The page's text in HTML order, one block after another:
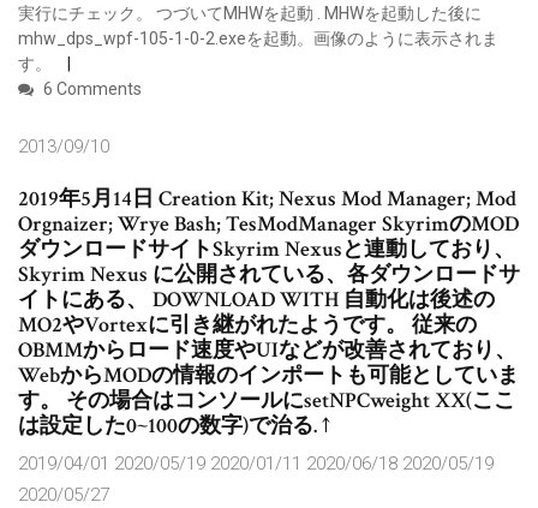
実行にチェック。 つづいてMHWを起動 . MHWを起動した後に
mhw_dps_wpf-105-1-0-2.exeを起動。画像のように表示されま
す。
6 Comments
2013/09/10
2019年5月14日 Creation Kit; Nexus Mod Manager; Mod
Orgnaizer; Wrye Bash; TesModManager SkyrimのMOD
ダウンロードサイトSkyrim Nexusと連動しており、
Skyrim Nexus に公開されている、各ダウンロードサ
イトにある、 DOWNLOAD WITH 自動化は後述の
MO2やVortexに引き継がれたようです。 従来の
OBMMからロード速度やUIなどが改善されており、
WebからMODの情報のインポートも可能としていま
す。 その場合はコンソールにsetNPCweight XX(ここ
は設定した0~100の数字)で治る. ↑
2019/04/01 2020/05/19 2020/01/11 2020/06/18 2020/05/19
2020/05/27